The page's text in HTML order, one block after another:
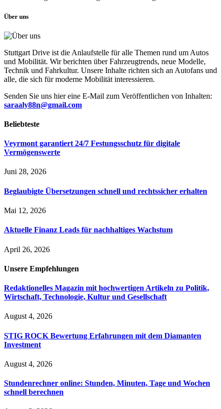
Über uns
Stuttgart Drive ist die Anlaufstelle für alle Themen rund um Autos
und Mobilität. Wir berichten über Fahrzeugtrends, neue Modelle,
Technik und Fahrkultur. Unsere Inhalte richten sich an Autofans und
alle, die sich für moderne Mobilität interessieren.
Senden Sie uns hier eine E-Mail zum Veröffentlichen von Inhalten:
saraaly88n@gmail.com
Beliebteste
Veyrmont garantiert 24/7 Festungsschutz für digitale
Vermögenswerte
Juni 28, 2026
Beglaubigte Übersetzungen schnell und rechtssicher erhalten
Mai 12, 2026
Aktuelle Finanz Leads für nachhaltiges Wachstum
April 26, 2026
Unsere Empfehlungen
Redaktionelles Magazin mit hochwertigen Artikeln zu Politik,
Wirtschaft, Technologie, Kultur und Gesellschaft
August 4, 2026
STIG ROCK Bewertung Erfahrungen mit dem Diamanten
Investment
August 4, 2026
Stundenrechner online: Stunden, Minuten, Tage und Wochen
schnell berechnen